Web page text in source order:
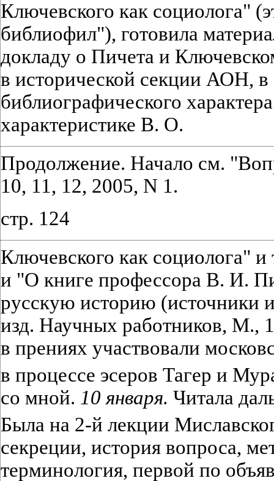
Ключевского как социолога"
библиофил"), готовила
докладу о Пичета и
в исторической секции АОН,
библиографического
характеристике В. О.
Продолжение. Начало см.
10, 11, 12, 2005, N 1.
стр. 124
Ключевского как социолога" и
и "О книге профессора В. И.
русскую историю (источники
изд. Научных работников, М.,
в прениях участвовали
в процессе эсеров Тагер и
со мной. 10 января. Читала
Была на 2-й лекции
секреции, история вопроса,
терминология, первой по